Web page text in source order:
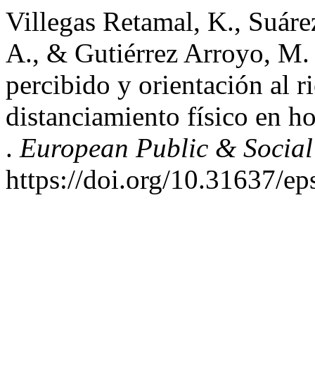
Villegas Retamal, K.,
A., & Gutiérrez Arroyo, M.
percibido y orientación al
distanciamiento físico en
. European Public &
https://doi.org/10.31637/